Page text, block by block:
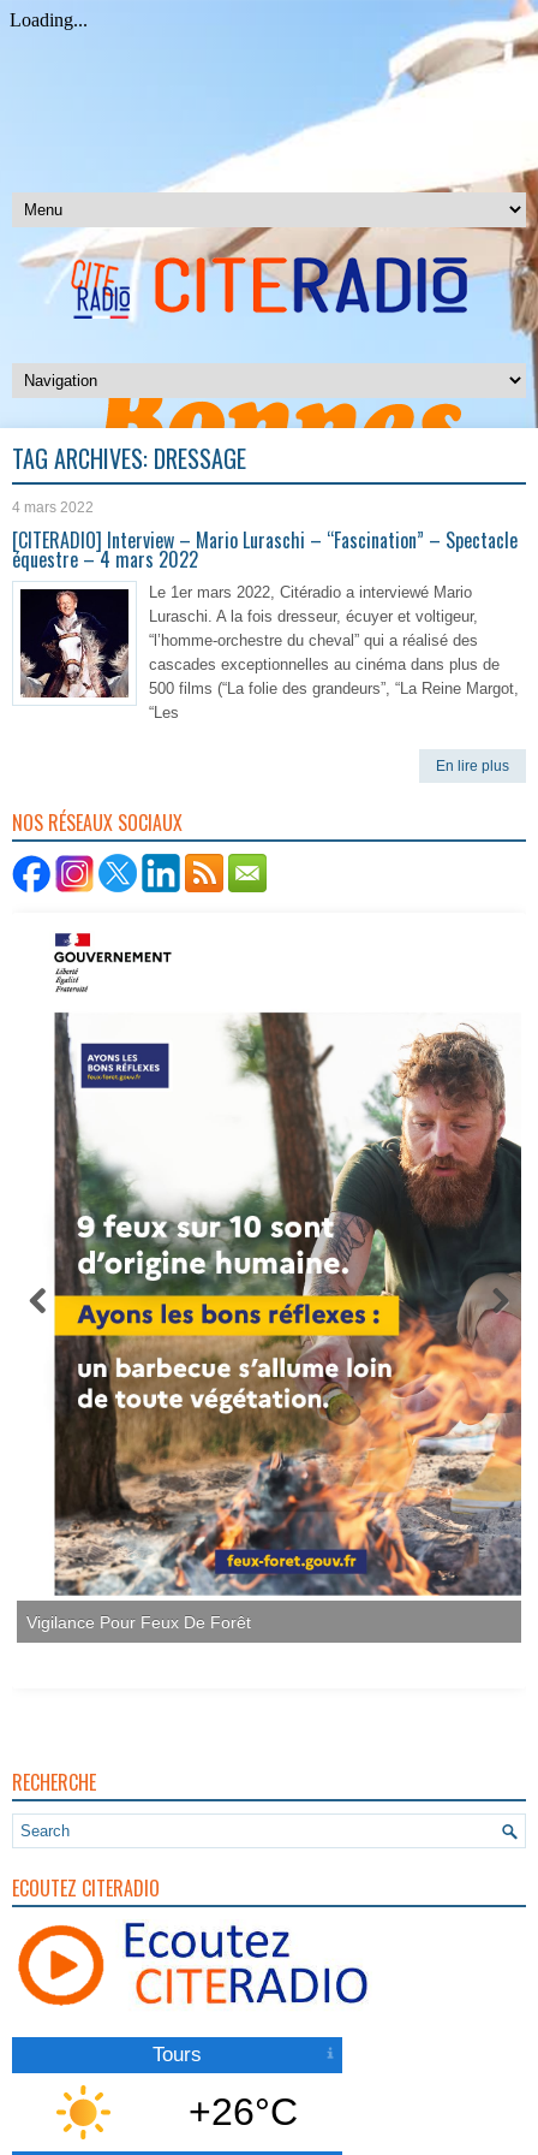
TAG ARCHIVES: DRESSAGE
4 mars 2022
[CITERADIO] Interview – Mario Luraschi – “Fascination” – Spectacle
équestre – 4 mars 2022
Le 1er mars 2022, Citéradio a interviewé Mario
Luraschi. A la fois dresseur, écuyer et voltigeur,
“l’homme-orchestre du cheval” qui a réalisé des
cascades exceptionnelles au cinéma dans plus de
500 films (“La folie des grandeurs”, “La Reine Margot,
“Les
En lire plus
NOS RÉSEAUX SOCIAUX
Vigilance Pour Feux De Forêt
RECHERCHE
ECOUTEZ CITERADIO
Tours
+26°C